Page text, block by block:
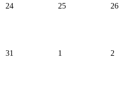
24 25 26
31 1 2